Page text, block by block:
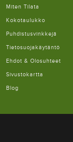
Miten Tilata
Kokotaulukko
Puhdistusvinkkejä
Tietosuojakäytäntö
Ehdot & Olosuhteet
Sivustokartta
Blog